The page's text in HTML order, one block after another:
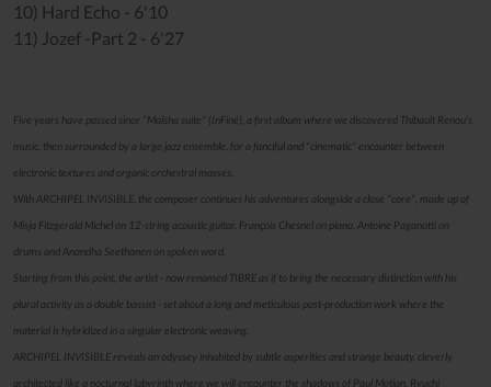
10) Hard Echo - 6'10
11) Jozef -Part 2 - 6'27
Five years have passed since "Maïsha suite" (InFiné), a first album where we discovered Thibault Renou's
music, then surrounded by a large jazz ensemble, for a fanciful and "cinematic" encounter between
electronic textures and organic orchestral masses.
With ARCHIPEL INVISIBLE, the composer continues his adventures alongside a close "core", made up of
Misja Fitzgerald Michel on 12-string acoustic guitar, François Chesnel on piano, Antoine Paganotti on
drums and Anandha Seethanen on spoken word.
Starting from this point, the artist - now renamed TIBRE as if to bring the necessary distinction with his
plural activity as a double bassist - set about a long and meticulous post-production work where the
material is hybridized in a singular electronic weaving.
ARCHIPEL INVISIBLE reveals an odyssey inhabited by subtle asperities and strange beauty, cleverly
architected like a nocturnal labyrinth where we will encounter the shadows of Paul Motian, Ryuchi